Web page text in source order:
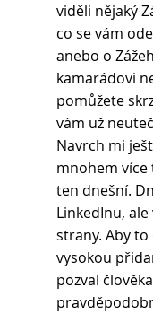
viděli nějaký
co se vám
anebo o
kamarádovi
pomůžete
vám už
Navrch mi
mnohem více
ten dnešní.
LinkedInu,
strany. Aby to
vysokou
pozval